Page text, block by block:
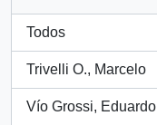
Todos
Trivelli O., Marcelo
, 1 resultados
Vío Grossi, Eduardo
, 1 resultados